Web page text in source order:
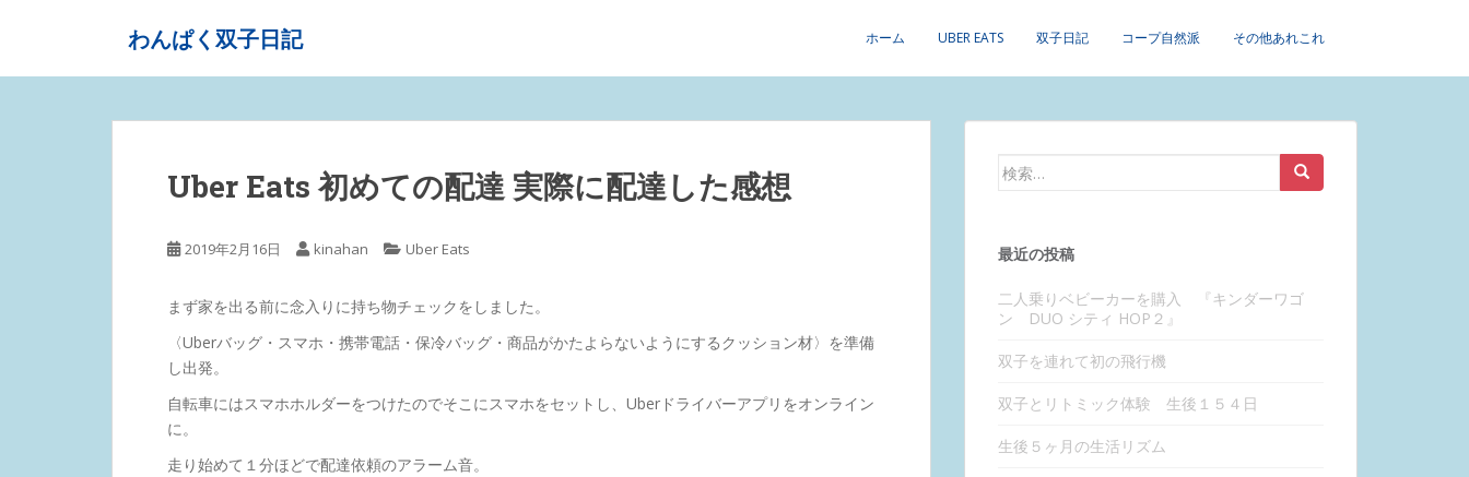
わんぱく双子日記 ホーム UBER EATS 双子日記 コープ自然派 その他あれこれ
Uber Eats 初めての配達 実際に配達した感想
2019年2月16日 kinahan Uber Eats
まず家を出る前に念入りに持ち物チェックをしました。
〈Uberバッグ・スマホ・携帯電話・保冷バッグ・商品がかたよらないようにするクッション材〉を準備
し出発。
自転車にはスマホホルダーをつけたのでそこにスマホをセットし、Uberドライバーアプリをオンライン
に。
走り始めて１分ほどで配達依頼のアラーム音。
検
最近の投稿
二人乗りベビーカーを購入 『キンダーワゴ
ン DUO シティ HOP２』
双子を連れて初の飛行機
双子とリトミック体験 生後１５４日
生後５ヶ月の生活リズム